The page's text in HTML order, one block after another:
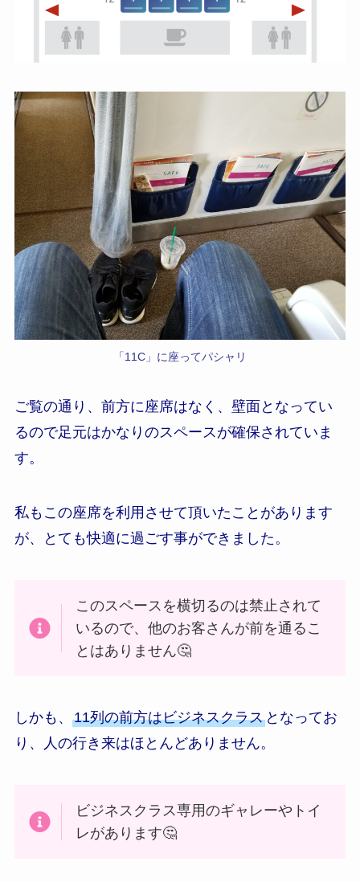
「11C」に座ってパシャリ
ご覧の通り、前方に座席はなく、壁面となってい
るので足元はかなりのスペースが確保されていま
す。
私もこの座席を利用させて頂いたことがあります
が、とても快適に過ごす事ができました。
このスペースを横切るのは禁止されて
いるので、他のお客さんが前を通るこ
とはありません🤔
しかも、 11列の前方はビジネスクラスとなってお
り、人の行き来はほとんどありません。
ビジネスクラス専用のギャレーやトイ
レがあります🤔